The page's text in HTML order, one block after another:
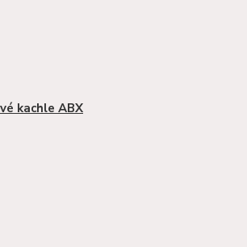
kachle ABX